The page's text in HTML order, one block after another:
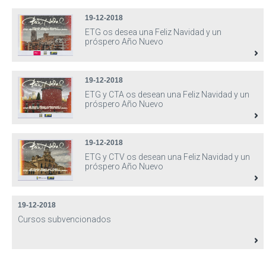
19-12-2018
ETG os desea una Feliz Navidad y un
próspero Año Nuevo
19-12-2018
ETG y CTA os desean una Feliz Navidad y un
próspero Año Nuevo
19-12-2018
ETG y CTV os desean una Feliz Navidad y un
próspero Año Nuevo
19-12-2018
Cursos subvencionados